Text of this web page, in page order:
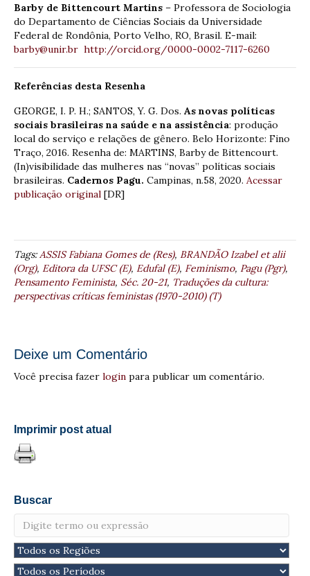
Barby de Bittencourt Martins – Professora de Sociologia
do Departamento de Ciências Sociais da Universidade
Federal de Rondônia, Porto Velho, RO, Brasil. E-mail:
barby@unir.br http://orcid.org/0000-0002-7117-6260
Referências desta Resenha
GEORGE, I. P. H.; SANTOS, Y. G. Dos. As novas políticas
sociais brasileiras na saúde e na assistência: produção
local do serviço e relações de gênero. Belo Horizonte: Fino
Traço, 2016. Resenha de: MARTINS, Barby de Bittencourt.
(In)visibilidade das mulheres nas “novas” políticas sociais
brasileiras. Cadernos Pagu. Campinas, n.58, 2020. Acessar
publicação original [DR]
Tags:ASSIS Fabiana Gomes de (Res), BRANDÃO Izabel et alii
(Org), Editora da UFSC (E), Edufal (E), Feminismo, Pagu (Pgr),
Pensamento Feminista, Séc. 20-21, Traduções da cultura:
perspectivas críticas feministas (1970-2010) (T)
Deixe um Comentário
Você precisa fazer login para publicar um comentário.
Imprimir post atual
Buscar